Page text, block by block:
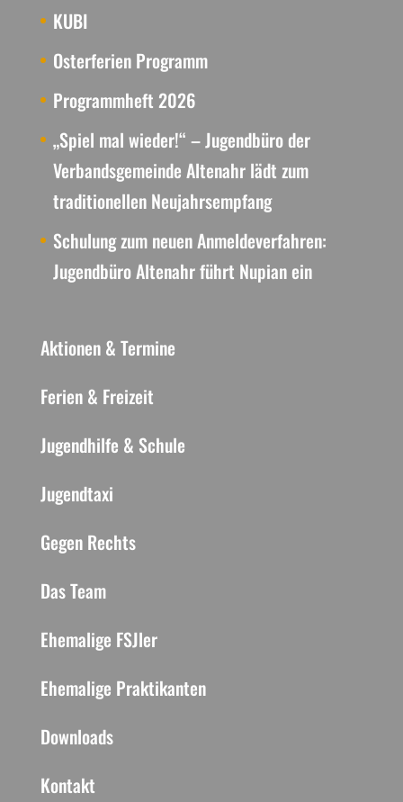
KUBI
Osterferien Programm
Programmheft 2026
„Spiel mal wieder!“ – Jugendbüro der
Verbandsgemeinde Altenahr lädt zum
traditionellen Neujahrsempfang
Schulung zum neuen Anmeldeverfahren:
Jugendbüro Altenahr führt Nupian ein
Aktionen & Termine
Ferien & Freizeit
Jugendhilfe & Schule
Jugendtaxi
Gegen Rechts
Das Team
Ehemalige FSJler
Ehemalige Praktikanten
Downloads
Kontakt